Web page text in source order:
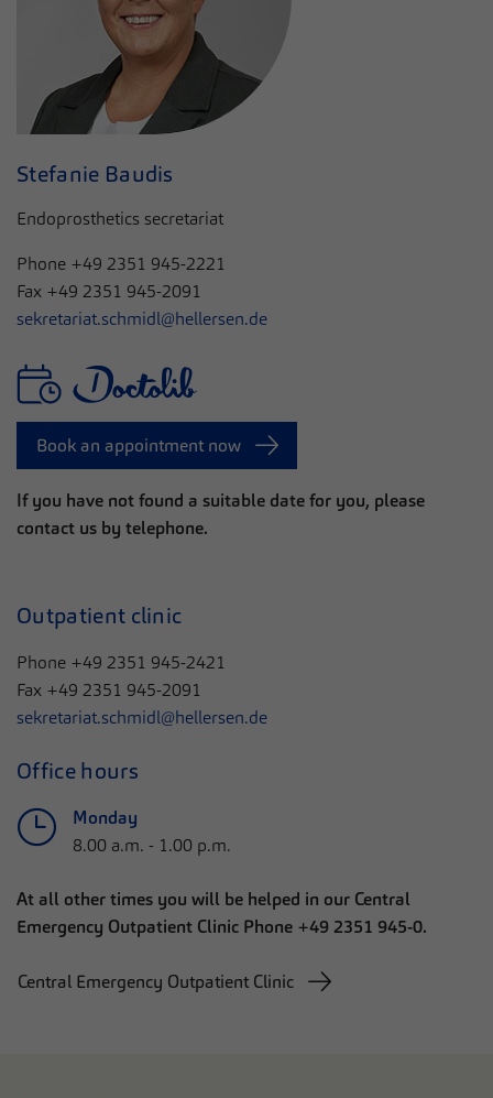
Stefanie Baudis
Endoprosthetics secretariat
Phone +49 2351 945-2221
Fax +49 2351 945-2091
sekretariat.schmidl@hellersen.de
Book an appointment now
If you have not found a suitable date for you, please
contact us by telephone.
Outpatient clinic
Phone +49 2351 945-2421
Fax +49 2351 945-2091
sekretariat.schmidl@hellersen.de
Office hours
Monday
8.00 a.m. - 1.00 p.m.
At all other times you will be helped in our Central
Emergency Outpatient Clinic Phone +49 2351 945-0.
Central Emergency Outpatient Clinic